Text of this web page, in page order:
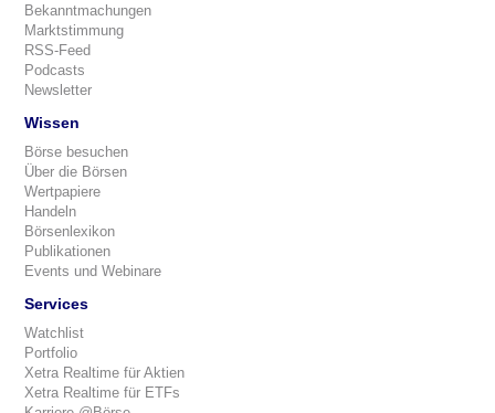
Bekanntmachungen
Marktstimmung
RSS-Feed
Podcasts
Newsletter
Wissen
Börse besuchen
Über die Börsen
Wertpapiere
Handeln
Börsenlexikon
Publikationen
Events und Webinare
Services
Watchlist
Portfolio
Xetra Realtime für Aktien
Xetra Realtime für ETFs